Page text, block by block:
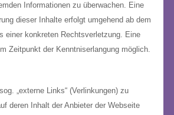
Informationen zu überwachen. Eine
dieser Inhalte erfolgt umgehend ab dem
einer konkreten Rechtsverletzung. Eine
Zeitpunkt der Kenntniserlangung möglich.
„externe Links“ (Verlinkungen) zu
deren Inhalt der Anbieter der Webseite